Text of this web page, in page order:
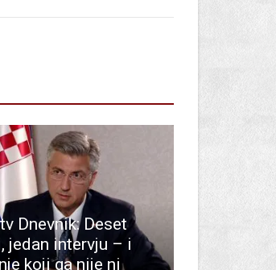
Dnevnik: Deset
jedan intervju – i
koji ga nije ni